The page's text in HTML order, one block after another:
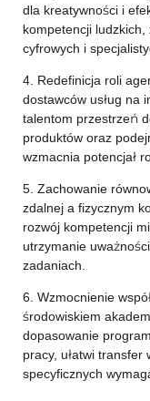
dla kreatywności i
kompetencji
cyfrowych i
4. Redefinicja roli
dostawców usług na
talentom przestrzeń
produktów oraz
wzmacnia potencjał
5. Zachowanie
zdalnej a fizycznym
rozwój kompetencji
utrzymanie
zadaniach.
6. Wzmocnienie
środowiskiem
dopasowanie
pracy, ułatwi transfer
specyficznych